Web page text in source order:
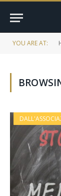
YOU ARE AT: